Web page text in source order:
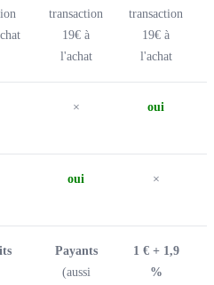
transaction
19€ à
l'achat
transaction
19€ à
l'achat
× oui
oui ×
Payants
(aussi
1 € + 1,9
%